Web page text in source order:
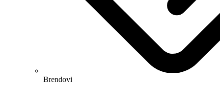
Brendovi